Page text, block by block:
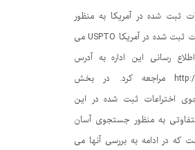
ثبت شده در آمریکا به منظور
جستجوی اختراعات ثبت شده در آمریکا USPTO می
رسانی این اداره به آدرس
http://patft.uspto.gov مراجعه کرد. در بخش
اختراعات ثبت شده در این
به منظور جستجوی آسان
که در ادامه به بررسی آنها می